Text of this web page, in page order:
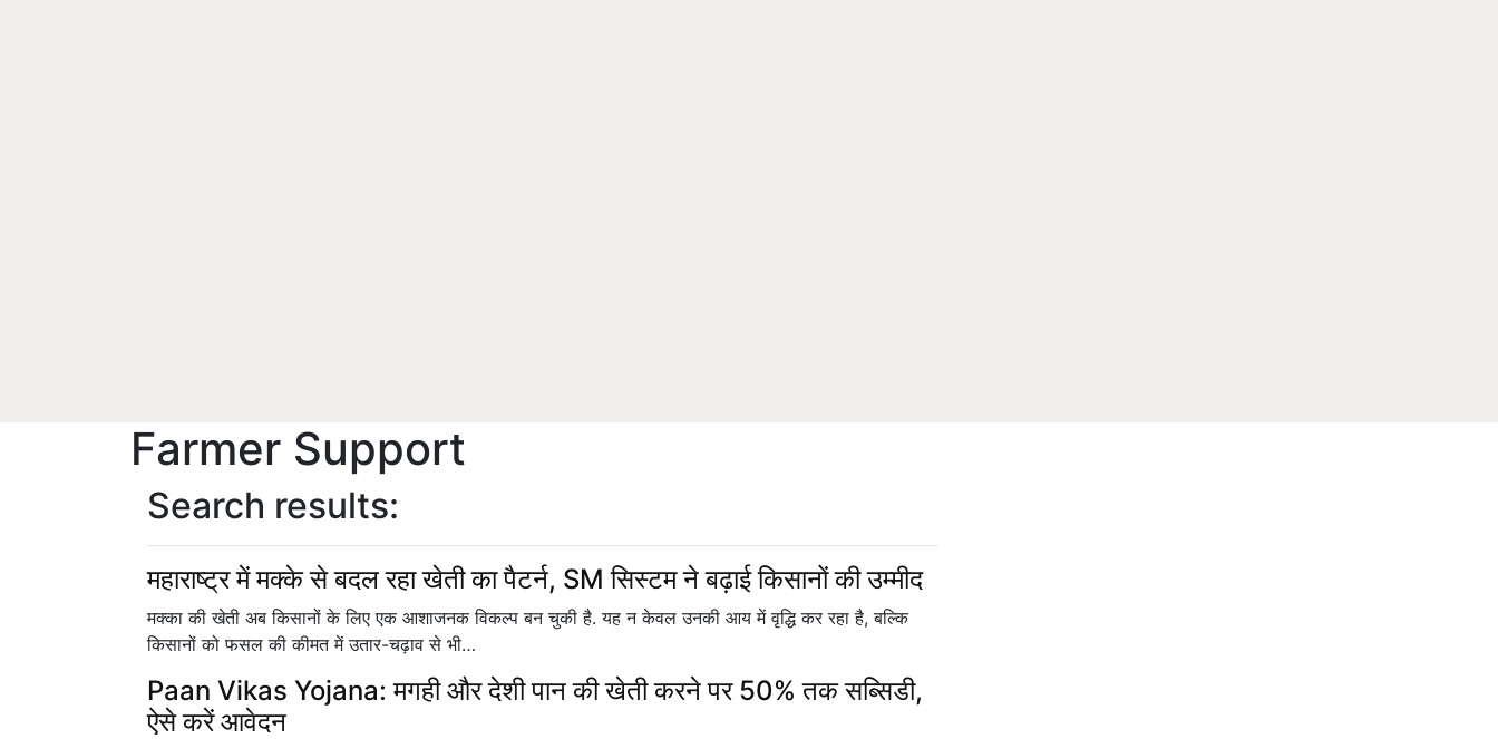
Farmer Support
Search results:
महाराष्ट्र में मक्के से बदल रहा खेती का पैटर्न, SM स‍िस्टम ने बढ़ाई क‍िसानों की उम्मीद
मक्का की खेती अब किसानों के लिए एक आशाजनक विकल्प बन चुकी है. यह न केवल उनकी आय में वृद्धि कर रहा है, बल्कि
किसानों को फसल की कीमत में उतार-चढ़ाव से भी…
Paan Vikas Yojana: मगही और देशी पान की खेती करने पर 50% तक सब्सिडी,
ऐसे करें आवेदन